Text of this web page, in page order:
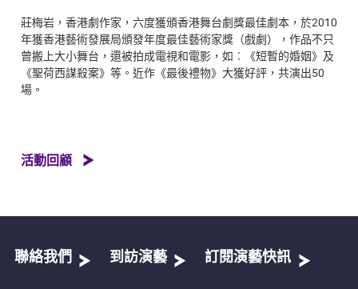
莊梅岩，香港劇作家，六度獲頒香港舞台劇獎最佳劇本，於2010
年獲香港藝術發展局頒發年度最佳藝術家獎（戲劇），作品不只
曾搬上大小舞台，還被拍成電視和電影，如︰《短暫的婚姻》及
《聖荷西謀殺案》等。近作《最後禮物》大獲好評，共演出50
場。
活動回顧
聯絡我們 到訪演藝 訂閱演藝快訊